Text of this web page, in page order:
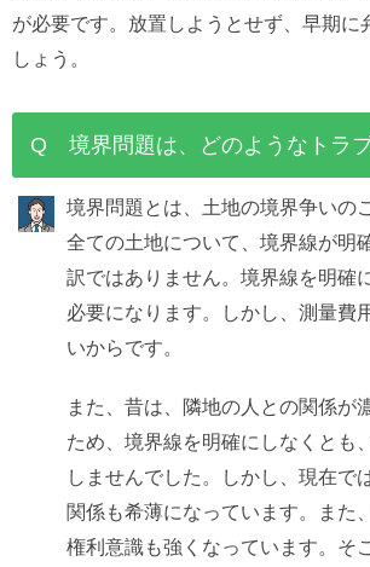
が必要です。放置しようとせず、早期に
しょう。
Q 境界問題は、どのようなトラ
境界問題とは、土地の境界争いの
全ての土地について、境界線が明
訳ではありません。境界線を明確
必要になります。しかし、測量費
いからです。
また、昔は、隣地の人との関係が
ため、境界線を明確にしなくとも
しませんでした。しかし、現在で
関係も希薄になっています。また
権利意識も強くなっています。そ